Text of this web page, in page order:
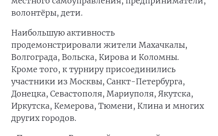
волонтёры, дети.
Наибольшую активность
продемонстрировали жители Махачкалы,
Волгограда, Вольска, Кирова и Коломны.
Кроме того, к турниру присоединились
участники из Москвы, Санкт-Петербурга,
Донецка, Севастополя, Мариуполя, Якутска,
Иркутска, Кемерова, Тюмени, Клина и многих
других городов.